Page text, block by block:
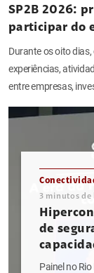
SP2B 2026:
participar do
Durante os oito
experiências,
entre empresas,
3 minutos
de
Painel no